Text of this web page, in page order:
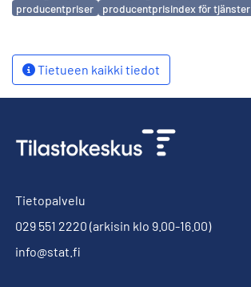
producentpriser
producentprisindex för tjänster
Tietueen kaikki tiedot
Tietopalvelu
029 551 2220 (arkisin klo 9.00-16.00)
info@stat.fi